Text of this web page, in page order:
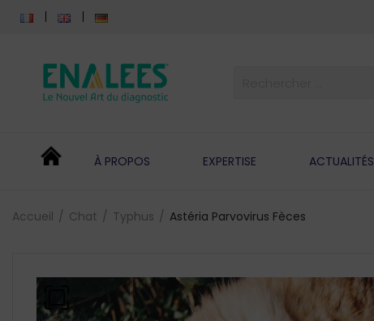
À PROPOS EXPERTISE ACTUALITÉS
Accueil Chat Typhus Astéria Parvovirus Fèces